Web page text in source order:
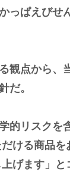
っぱえびせ
観点から、
だ。
的リスク
ける商品
げます」と